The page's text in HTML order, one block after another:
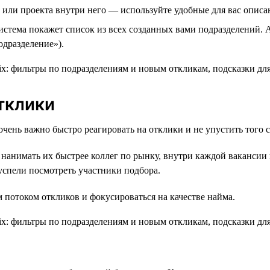
проекта внутри него — используйте удобные для вас
покажет список из всех созданных вами подразделений.
важно быстро реагировать на отклики и не упустить того
их быстрее коллег по рынку, внутри каждой
посмотреть участники подбора.
откликов и фокусироваться на качестве найма.